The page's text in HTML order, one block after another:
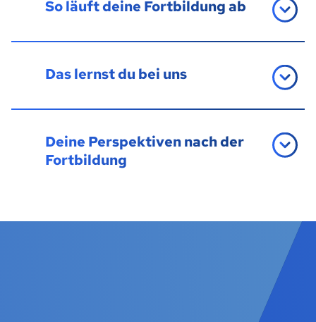
So läuft deine Fortbildung ab
Das lernst du bei uns
Deine Perspektiven nach der
Fortbildung